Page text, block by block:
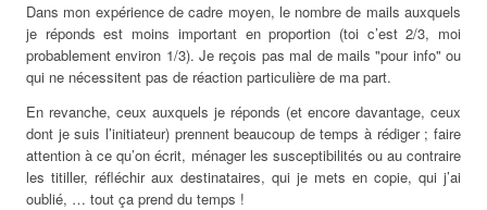
Dans mon expérience de cadre moyen, le nombre de mails auxquels
je réponds est moins important en proportion (toi c’est 2/3, moi
probablement environ 1/3). Je reçois pas mal de mails "pour info" ou
qui ne nécessitent pas de réaction particulière de ma part.
En revanche, ceux auxquels je réponds (et encore davantage, ceux
dont je suis l’initiateur) prennent beaucoup de temps à rédiger ; faire
attention à ce qu’on écrit, ménager les susceptibilités ou au contraire
les titiller, réfléchir aux destinataires, qui je mets en copie, qui j’ai
oublié, … tout ça prend du temps !